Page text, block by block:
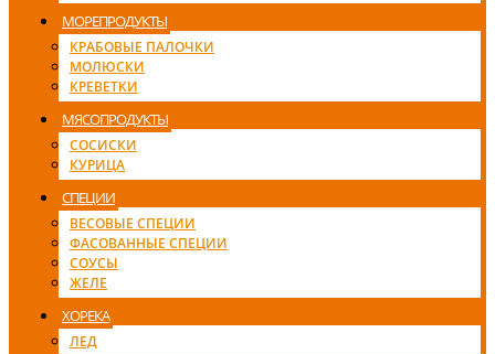
МОРЕПРОДУКТЫ
КРАБОВЫЕ ПАЛОЧКИ
МОЛЮСКИ
КРЕВЕТКИ
МЯСОПРОДУКТЫ
СОСИСКИ
КУРИЦА
СПЕЦИИ
ВЕСОВЫЕ СПЕЦИИ
ФАСОВАННЫЕ СПЕЦИИ
СОУСЫ
ЖЕЛЕ
ХОРЕКА
ЛЕД